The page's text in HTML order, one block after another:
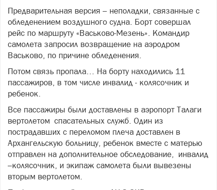
Предварительная версия – неполадки, связанные с
обледенением воздушного судна. Борт совершал
рейс по маршруту «Васьково-Мезень». Командир
самолета запросил возвращение на аэродром
Васьково, по причине обледенения.
Потом связь пропала… На борту находились 11
пассажиров, в том числе инвалид - колясочник и
ребенок.
Все пассажиры были доставлены в аэропорт Талаги
вертолетом спасательных служб. Один из
пострадавших с переломом плеча доставлен в
Архангельскую больницу, ребенок вместе с матерью
отправлен на дополнительное обследование, инвалид
–колясочник, и экипаж самолета были вывезены
вторым вертолетом.